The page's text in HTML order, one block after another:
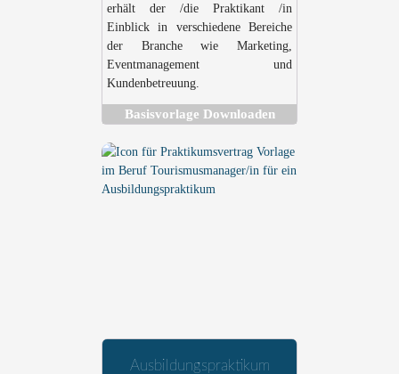
erhält der /die Praktikant /in
Einblick in verschiedene Bereiche
der Branche wie Marketing,
Eventmanagement und
Kundenbetreuung.
Basisvorlage Downloaden
Ausbildungspraktikum